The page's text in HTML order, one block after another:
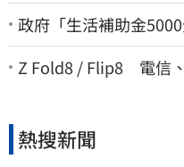
政府「生活補助金
棄
Z Fold8 / Flip8 電信
熱搜新聞